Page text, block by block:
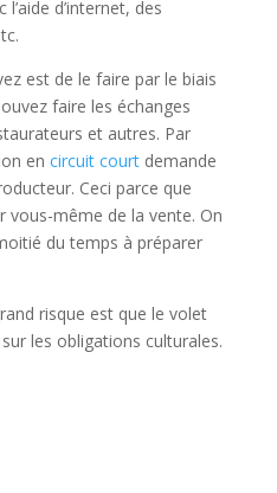
d’internet, des
est de le faire par le biais
faire les échanges
et autres. Par
en circuit courtdemande
Ceci parce que
vous-même de la vente. On
du temps à préparer
risque est que le volet
les obligations culturales.